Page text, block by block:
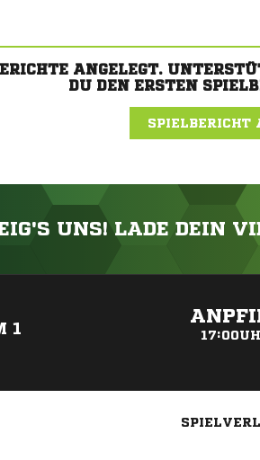
ANGELEGT.
DU DEN ERSTEN
SPIELBERICHT
UNS! LADE DEIN
1